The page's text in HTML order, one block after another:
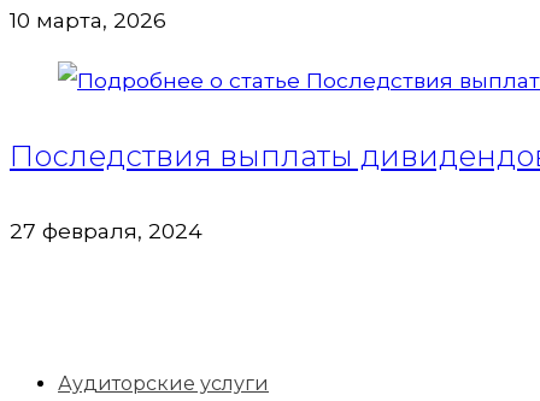
10 марта, 2026
Последствия выплаты
27 февраля, 2024
Аудиторские услуги